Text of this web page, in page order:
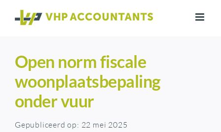
naar
Open norm fiscale
woonplaatsbepaling
onder vuur
Gepubliceerd op: 22 mei 2025